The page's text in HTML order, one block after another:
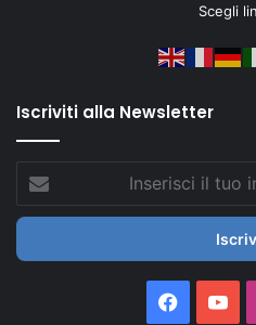
Scegli
Iscriviti alla Newsletter
tuo
mail